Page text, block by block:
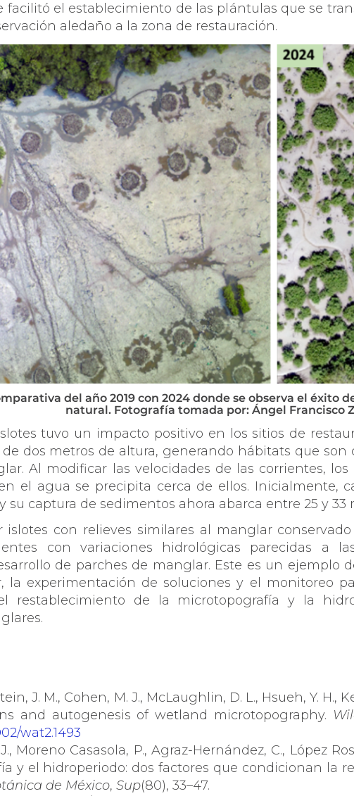
facilitó el establecimiento de las plántulas que se
aledaño a la zona de restauración.
del año 2019 con 2024 donde se observa el
natural. Fotografía tomada por: Ángel Francisco
tuvo un impacto positivo en los sitios de
dos metros de altura, generando hábitats que son
Al modificar las velocidades de las corrientes,
el agua se precipita cerca de ellos. Inicialmente,
su captura de sedimentos ahora abarca entre 25 y 33
islotes con relieves similares al manglar
con variaciones hidrológicas parecidas a
de parches de manglar. Este es un ejemplo
la experimentación de soluciones y el monitoreo
restablecimiento de la microtopografía y la
J. M., Cohen, M. J., McLaughlin, D. L., Hsueh, Y. H.,
and autogenesis of wetland microtopography.
wat2.1493
Moreno Casasola, P., Agraz-Hernández, C., López
y el hidroperiodo: dos factores que condicionan la
de México, Sup(80), 33–47.